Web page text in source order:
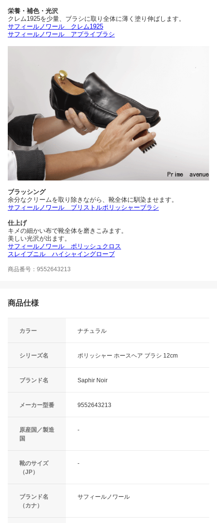
栄養・補色・光沢
クレム1925を少量、ブラシに取り全体に薄く塗り伸ばします。
サフィールノワール クレム1925
サフィールノワール アプライブラシ
ブラッシング
余分なクリームを取り除きながら、靴全体に馴染ませます。
サフィールノワール ブリストルポリッシャーブラシ
仕上げ
キメの細かい布で靴全体を磨きこみます。
美しい光沢が出ます。
サフィールノワール ポリッシュクロス
スレイプニル ハイシャイングローブ
商品番号：9552643213
商品仕様
カラー ナチュラル
シリーズ名 ポリッシャー ホースヘア ブラシ 12cm
ブランド名 Saphir Noir
メーカー型番 9552643213
原産国／製造
国
-
靴のサイズ
（JP）
-
ブランド名
（カナ）
サフィールノワール